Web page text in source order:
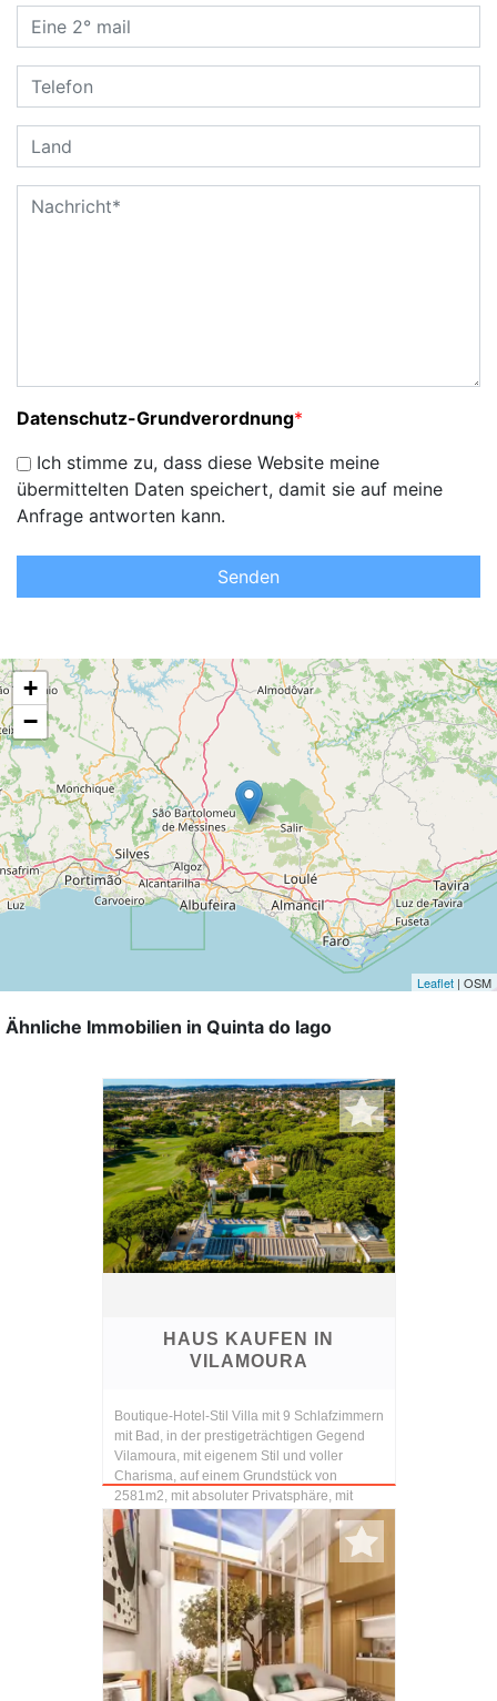
Datenschutz-Grundverordnung*
Ich stimme zu, dass diese Website meine
übermittelten Daten speichert, damit sie auf meine
Anfrage antworten kann.
Senden
+
−
Leaflet | OSM
Ähnliche Immobilien in Quinta do lago
HAUS KAUFEN IN
VILAMOURA
Boutique-Hotel-Stil Villa mit 9 Schlafzimmern
mit Bad, in der prestigeträchtigen Gegend
Vilamoura, mit eigenem Stil und voller
Charisma, auf einem Grundstück von
2581m2, mit absoluter Privatsphäre, mit
Blick auf das...